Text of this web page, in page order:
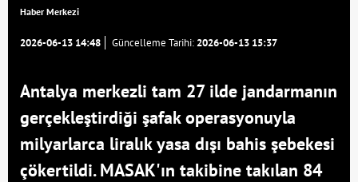
Haber Merkezi
2026-06-13 14:48 Güncelleme Tarihi:2026-06-13 15:37
Antalya merkezli tam 27 ilde jandarmanın
gerçekleştirdiği şafak operasyonuyla
milyarlarca liralık yasa dışı bahis şebekesi
çökertildi. MASAK'ın takibine takılan 84